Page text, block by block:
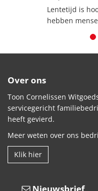
Lentetijd is
hebben
Over ons
Toon Cornelissen
servicegericht
heeft gevierd.
Meer weten over ons
Klik hier
Nieuwsbrief